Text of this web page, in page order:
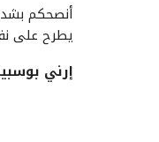
أنصحكم
يطرح على
إرني